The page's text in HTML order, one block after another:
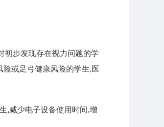
初步发现存在视力问题的学
或足弓健康风险的学生,医
,减少电子设备使用时间,增